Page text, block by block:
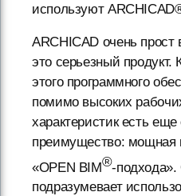
используют
ARCHICAD очень прост
это серьезный продукт.
этого программного
помимо высоких
характеристик есть
преимущество: мощная
«OPEN BIM®-
подразумевает